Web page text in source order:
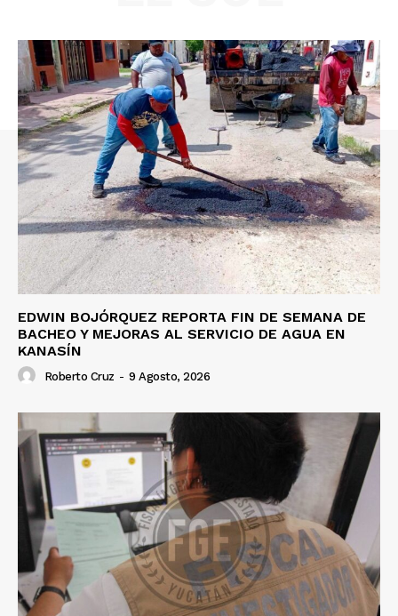
EDWIN BOJÓRQUEZ REPORTA FIN DE SEMANA DE
BACHEO Y MEJORAS AL SERVICIO DE AGUA EN
KANASÍN
Roberto Cruz - 9 Agosto, 2026